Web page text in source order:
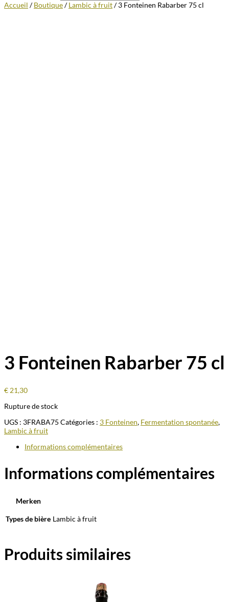
Accueil /Boutique/Lambic à fruit/ 3 Fonteinen Rabarber 75 cl
3 Fonteinen Rabarber 75 cl
€ 21,30
Rupture de stock
UGS : 3FRABA75 Catégories : 3 Fonteinen, Fermentation spontanée,
Lambic à fruit
Informations complémentaires
Informations complémentaires
Merken
Types de bière Lambic à fruit
Produits similaires